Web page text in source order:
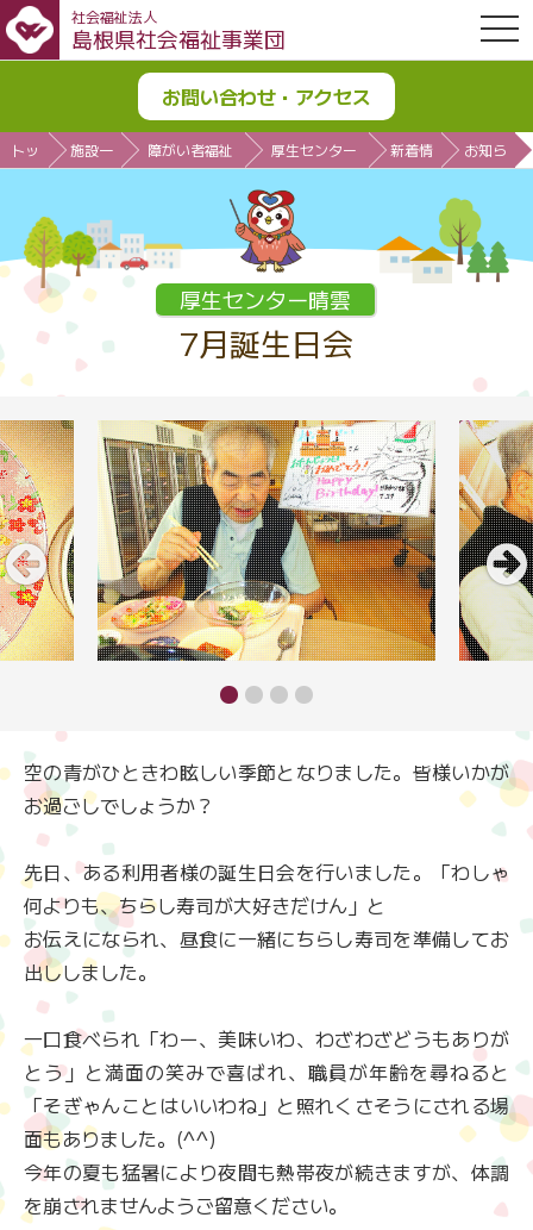
社会福祉法人
島根県社会福祉事業団
お問い合わせ・アクセス
トッ
施設一
障がい者福祉
厚生センター
新着情
お知ら
厚生センター晴雲
7月誕生日会
空の青がひときわ眩しい季節となりました。皆様いかが
お過ごしでしょうか？
先日、ある利用者様の誕生日会を行いました。「わしゃ
何よりも、ちらし寿司が大好きだけん」と
お伝えになられ、昼食に一緒にちらし寿司を準備してお
出ししました。
一口食べられ「わー、美味いわ、わざわざどうもありが
とう」と満面の笑みで喜ばれ、職員が年齢を尋ねると
「そぎゃんことはいいわね」と照れくさそうにされる場
面もありました。(^^)
今年の夏も猛暑により夜間も熱帯夜が続きますが、体調
を崩されませんようご留意ください。